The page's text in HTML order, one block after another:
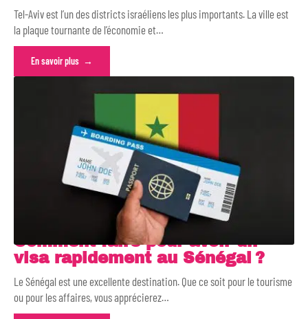
Tel-Aviv est l’un des districts israéliens les plus importants. La ville est
la plaque tournante de l’économie et…
En savoir plus
Comment faire pour avoir un
visa rapidement au Sénégal ?
Le Sénégal est une excellente destination. Que ce soit pour le tourisme
ou pour les affaires, vous apprécierez…